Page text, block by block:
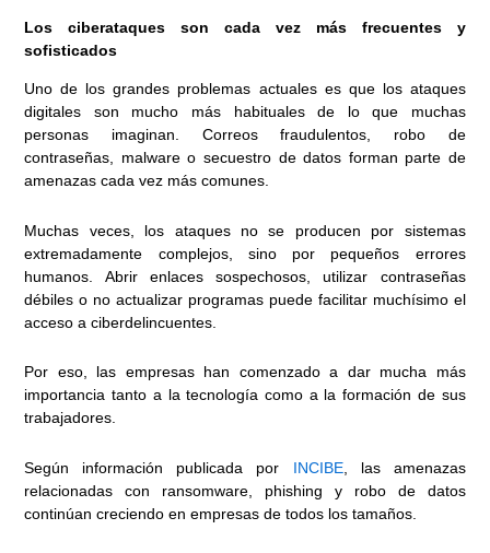
Los ciberataques son cada vez más frecuentes y
sofisticados
Uno de los grandes problemas actuales es que los ataques
digitales son mucho más habituales de lo que muchas
personas imaginan. Correos fraudulentos, robo de
contraseñas, malware o secuestro de datos forman parte de
amenazas cada vez más comunes.
Muchas veces, los ataques no se producen por sistemas
extremadamente complejos, sino por pequeños errores
humanos. Abrir enlaces sospechosos, utilizar contraseñas
débiles o no actualizar programas puede facilitar muchísimo el
acceso a ciberdelincuentes.
Por eso, las empresas han comenzado a dar mucha más
importancia tanto a la tecnología como a la formación de sus
trabajadores.
Según información publicada por INCIBE, las amenazas
relacionadas con ransomware, phishing y robo de datos
continúan creciendo en empresas de todos los tamaños.